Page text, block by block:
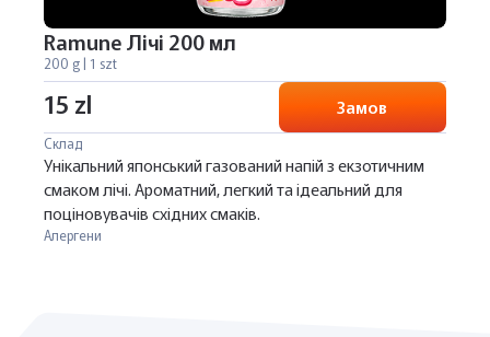
Ramune Лічі 200 мл
200 g | 1 szt
15 zl Замов
Склад
Унікальний японський газований напій з екзотичним
смаком лічі. Ароматний, легкий та ідеальний для
поціновувачів східних смаків.
Алергени